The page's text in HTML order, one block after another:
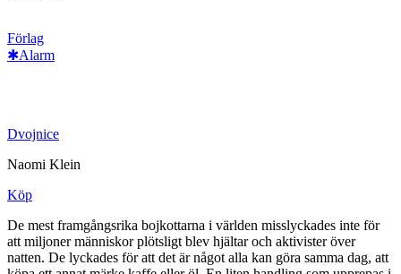
Förlag
✱Alarm
Dvojnice
Naomi Klein
Köp
De mest framgångsrika bojkottarna i världen misslyckades inte för
att miljoner människor plötsligt blev hjältar och aktivister över
natten. De lyckades för att det är något alla kan göra samma dag, att